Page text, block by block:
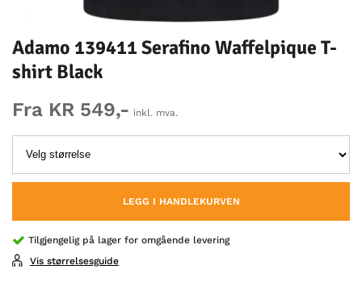
Adamo 139411 Serafino Waffelpique T-
shirt Black
Fra KR 549,- inkl. mva.
LEGG I HANDLEKURVEN
Tilgjengelig på lager for omgående levering
Vis størrelsesguide